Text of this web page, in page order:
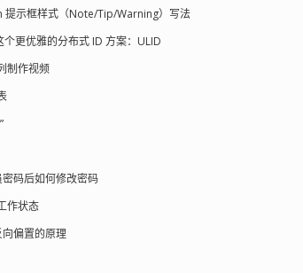
示框样式（Note/Tip/Warning）写法
更优雅的分布式 ID 方案：ULID
制作视频
码后如何修改密码
作状态
偏置的原理